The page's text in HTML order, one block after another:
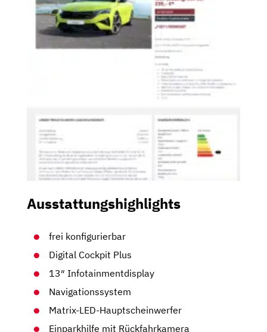
Ausstattungshighlights
frei konfigurierbar
Digital Cockpit Plus
13″ Infotainmentdisplay
Navigationssystem
Matrix-LED-Hauptscheinwerfer
Einparkhilfe mit Rückfahrkamera